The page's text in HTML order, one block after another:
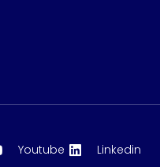
Youtube Linkedin